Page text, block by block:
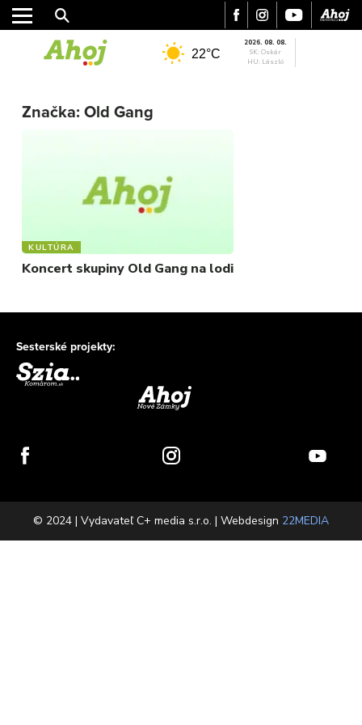
FOTKY
VIDEO
22°C
2026. 08. 08.
SK: Oskár
HU: László
Značka: Old Gang
KULTÚRA
Koncert skupiny Old Gang na lodi
Sesterské projekty:
© 2024 | Vydavateľ C+ media s.r.o. | Webdesign 22MEDIA